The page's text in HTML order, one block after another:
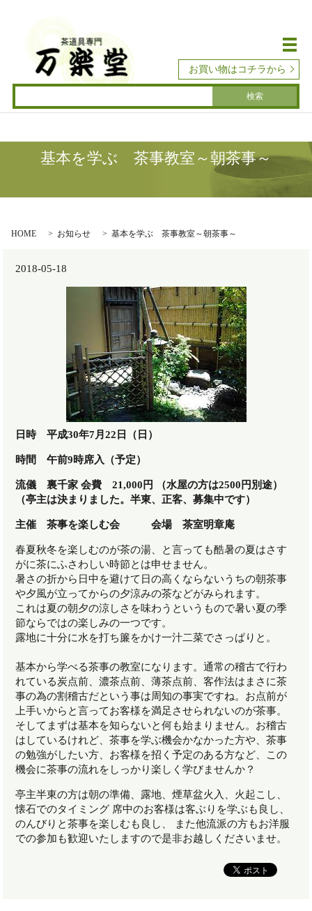
メ
お買い物はコチラから
基本を学ぶ 茶事教室～朝茶事～
HOME お知らせ 基本を学ぶ 茶事教室～朝茶事～
2018-05-18
日時 平成30年7月22日（日）
時間 午前9時席入（予定）
流儀 裏千家 会費 21,000円 （水屋の方は2500円別途）
（亭主は決まりました。半東、正客、募集中です）
主催 茶事を楽しむ会 会場 茶室明章庵
春夏秋冬を楽しむのが茶の湯、と言っても酷暑の夏はさす
がに茶にふさわしい時節とは申せません。
暑さの折から日中を避けて日の高くならないうちの朝茶事
や夕風が立ってからの夕涼みの茶などがみられます。
これは夏の朝夕の涼しさを味わうというもので暑い夏の季
節ならではの楽しみの一つです。
露地に十分に水を打ち簾をかけ一汁二菜でさっぱりと。
基本から学べる茶事の教室になります。通常の稽古で行わ
れている炭点前、濃茶点前、薄茶点前、客作法はまさに茶
事の為の割稽古だという事は周知の事実ですね。お点前が
上手いからと言ってお客様を満足させられないのが茶事。
そしてまずは基本を知らないと何も始まりません。お稽古
はしているけれど、茶事を学ぶ機会かなかった方や、茶事
の勉強がしたい方、お客様を招く予定のある方など、この
機会に茶事の流れをしっかり楽しく学びませんか？
亭主半東の方は朝の準備、露地、煙草盆火入、火起こし、
懐石でのタイミング 席中のお客様は客ぶりを学ぶも良し、
のんびりと茶事を楽しむも良し、 また他流派の方もお洋服
での参加も歓迎いたしますので是非お越しくださいませ。